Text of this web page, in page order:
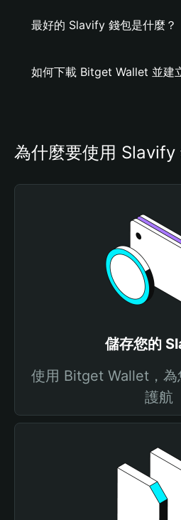
最好的 Slavify 錢包是什麼？
如何下載 Bitget Wallet 並建
為什麼要使用 Slavify
儲存您的
使用 Bitget Wallet，
護航